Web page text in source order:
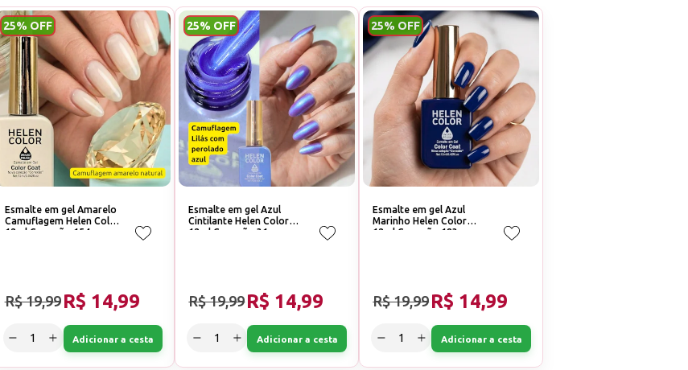
25% OFF
Esmalte em gel Amarelo
Camuflagem Helen Color
12ml Conexão 154
R$ 19,99 R$ 14,99
Adicionar a cesta
25% OFF
Esmalte em gel Azul
Cintilante Helen Color
12ml Conexão 31
R$ 19,99R$ 14,99
Adicionar a cesta
25% OFF
Esmalte em gel Azul
Marinho Helen Color
12ml Conexão 183
R$ 19,99R$ 14,99
Adicionar a cesta